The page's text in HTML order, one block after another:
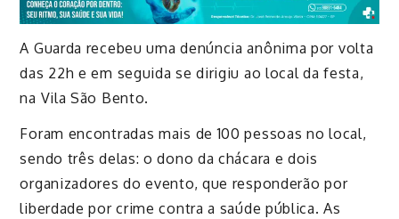
A Guarda recebeu uma denúncia anônima por volta
das 22h e em seguida se dirigiu ao local da festa,
na Vila São Bento.
Foram encontradas mais de 100 pessoas no local,
sendo três delas: o dono da chácara e dois
organizadores do evento, que responderão por
liberdade porcrime contra a saúde pública. As